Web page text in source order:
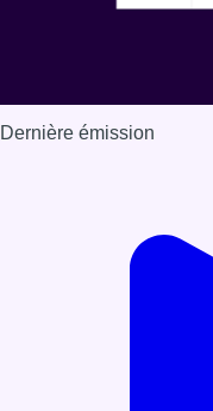
Dernière émission